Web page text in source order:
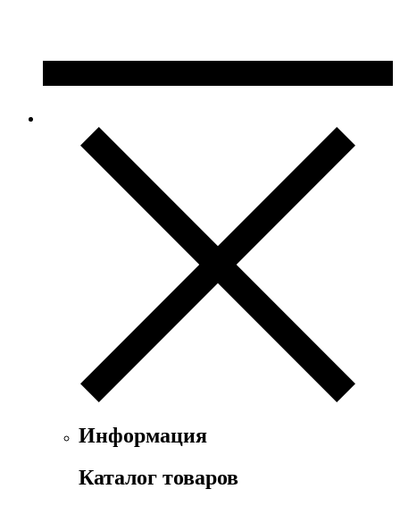
Информация
Каталог товаров